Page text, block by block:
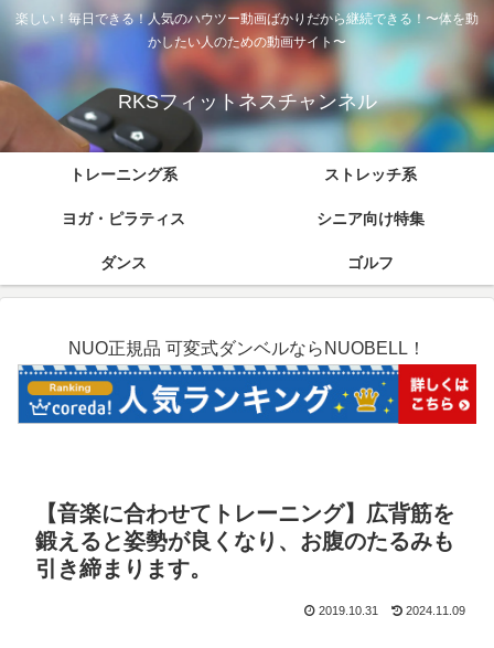
楽しい！毎日できる！人気のハウツー動画ばかりだから継続できる！〜体を動
かしたい人のための動画サイト〜
RKSフィットネスチャンネル
トレーニング系 ストレッチ系
ヨガ・ピラティス シニア向け特集
ダンス ゴルフ
NUO正規品 可変式ダンベルならNUOBELL！
【音楽に合わせてトレーニング】広背筋を
鍛えると姿勢が良くなり、お腹のたるみも
引き締まります。
2019.10.31 2024.11.09